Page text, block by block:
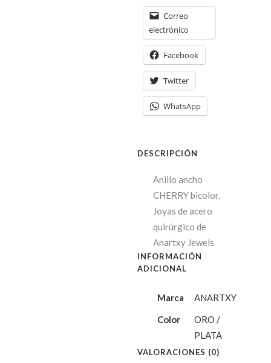
Correo
electrónico
Facebook
Twitter
WhatsApp
DESCRIPCIÓN
Anillo ancho
CHERRY bicolor.
Joyas de acero
quirúrgico de
Anartxy Jewels
INFORMACIÓN
ADICIONAL
Marca
ANARTXY
Color
ORO /
PLATA
VALORACIONES (0)